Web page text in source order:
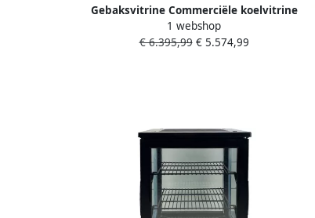
Gebaksvitrine Commerciële koelvitrine
901 L 4-laags LED-verlichting
Geforceerde luchtkoeling Oprolbaar
1 webshop
€ 6.395,99€ 5.574,99